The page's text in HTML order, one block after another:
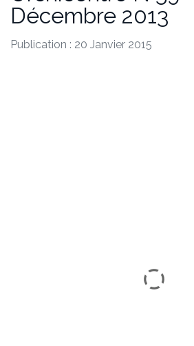
Décembre 2013
Publication : 20 Janvier 2015